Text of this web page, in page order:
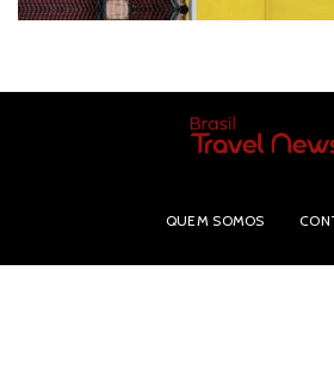
QUEM SOMOS